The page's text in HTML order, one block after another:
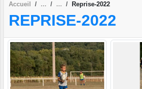
Accueil Reprise-2022
REPRISE-2022